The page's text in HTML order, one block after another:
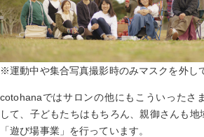
※運動中や集合写真撮影時のみマスクを外し
cotohanaではサロンの他にもこういったさ
して、子どもたちはもちろん、親御さんも地
「遊び場事業」を行っています。